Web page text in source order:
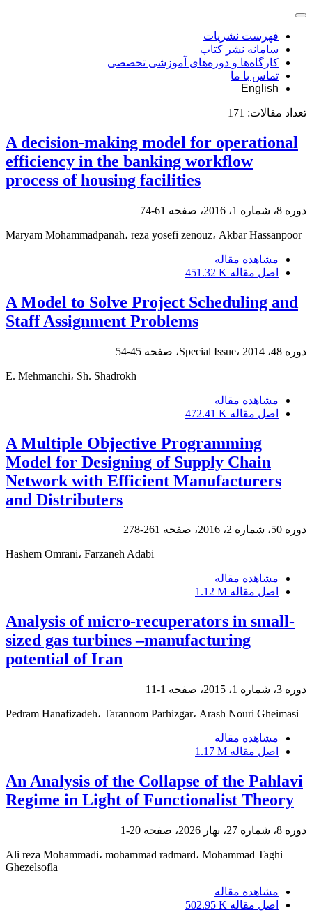
فهرست نشریات
سامانه نشر کتاب
کارگاه‌ها و دوره‌های آموزشی تخصصی
تماس با ما
English
تعداد مقالات: 171
A decision-making model for operational
efficiency in the banking workflow
process of housing facilities
دوره 8، شماره 1، 2016، صفحه 61-74
Maryam Mohammadpanah، reza yosefi zenouz، Akbar Hassanpoor
مشاهده مقاله
اصل مقاله 451.32 K
A Model to Solve Project Scheduling and
Staff Assignment Problems
دوره 48، Special Issue، 2014، صفحه 45-54
E. Mehmanchi، Sh. Shadrokh
مشاهده مقاله
اصل مقاله 472.41 K
A Multiple Objective Programming
Model for Designing of Supply Chain
Network with Efficient Manufacturers
and Distributers
دوره 50، شماره 2، 2016، صفحه 261-278
Hashem Omrani، Farzaneh Adabi
مشاهده مقاله
اصل مقاله 1.12 M
Analysis of micro-recuperators in small-
sized gas turbines –manufacturing
potential of Iran
دوره 3، شماره 1، 2015، صفحه 1-11
Pedram Hanafizadeh، Tarannom Parhizgar، Arash Nouri Gheimasi
مشاهده مقاله
اصل مقاله 1.17 M
An Analysis of the Collapse of the Pahlavi
Regime in Light of Functionalist Theory
دوره 8، شماره 27، بهار 2026، صفحه 20-1
Ali reza Mohammadi، mohammad radmard، Mohammad Taghi
Ghezelsofla
مشاهده مقاله
اصل مقاله 502.95 K